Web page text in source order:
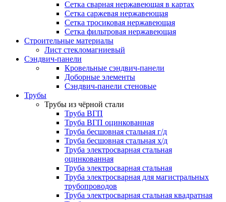
Сетка сварная нержавеющая в картах
Сетка саржевая нержавеющая
Сетка тросиковая нержавеющая
Сетка фильтровая нержавеющая
Строительные материалы
Лист стекломагниевый
Сэндвич-панели
Кровельные сэндвич-панели
Доборные элементы
Сэндвич-панели стеновые
Трубы
Трубы из чёрной стали
Труба ВГП
Труба ВГП оцинкованная
Труба бесшовная стальная г/д
Труба бесшовная стальная х/д
Труба электросварная стальная
оцинкованная
Труба электросварная стальная
Труба электросварная для магистральных
трубопроводов
Труба электросварная стальная квадратная